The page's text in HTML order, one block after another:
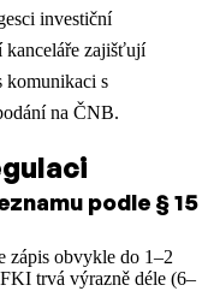
investiční
kanceláře zajišťují
komunikaci s
na ČNB.
podle § 15
zápis obvykle do 1–2
trvá výrazně déle (6–